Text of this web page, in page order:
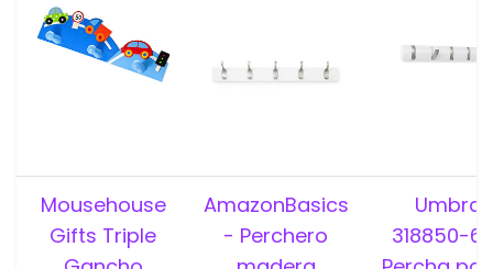
Mousehouse
Gifts Triple
AmazonBasics
- Perchero
Umbra
318850-